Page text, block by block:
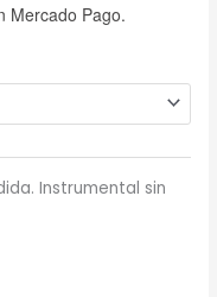
Mercado Pago.
Instrumental sin